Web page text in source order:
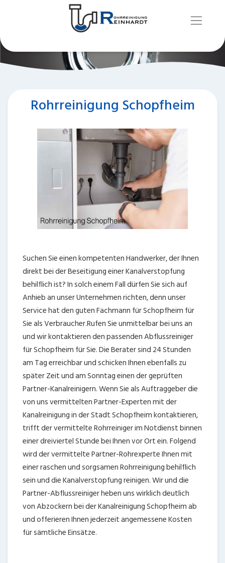
Rohrreinigung Schopfheim
Suchen Sie einen kompetenten Handwerker, der Ihnen
direkt bei der Beseitigung einer Kanalverstopfung
behilflich ist? In solch einem Fall dürfen Sie sich auf
Anhieb an unser Unternehmen richten, denn unser
Service hat den guten Fachmann für Schopfheim für
Sie als Verbraucher.Rufen Sie unmittelbar bei uns an
und wir kontaktieren den passenden Abflussreiniger
für Schopfheim für Sie. Die Berater sind 24 Stunden
am Tag erreichbar und schicken Ihnen ebenfalls zu
später Zeit und am Sonntag einen der geprüften
Partner-Kanalreinigern. Wenn Sie als Auftraggeber die
von uns vermittelten Partner-Experten mit der
Kanalreinigung in der Stadt Schopfheim kontaktieren,
trifft der vermittelte Rohrreiniger im Notdienst binnen
einer dreiviertel Stunde bei Ihnen vor Ort ein. Folgend
wird der vermittelte Partner-Rohrexperte Ihnen mit
einer raschen und sorgsamen Rohrreinigung behilflich
sein und die Kanalverstopfung reinigen. Wir und die
Partner-Abflussreiniger heben uns wirklich deutlich
von Abzockern bei der Kanalreinigung Schopfheim ab
und offerieren Ihnen jederzeit angemessene Kosten
für sämtliche Einsätze.